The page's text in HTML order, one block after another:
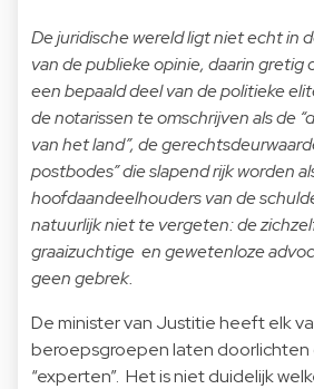
De juridische wereld ligt niet echt in
van de publieke opinie, daarin
een bepaald deel van de politieke
de notarissen te omschrijven als de
van het land”, de
postbodes” die slapend rijk worden
hoofdaandeelhouders van de
natuurlijk niet te vergeten: de
graaizuchtige en gewetenloze
geen gebrek.
De minister van Justitie heeft elk
beroepsgroepen laten
“experten”. Het is niet duidelijk